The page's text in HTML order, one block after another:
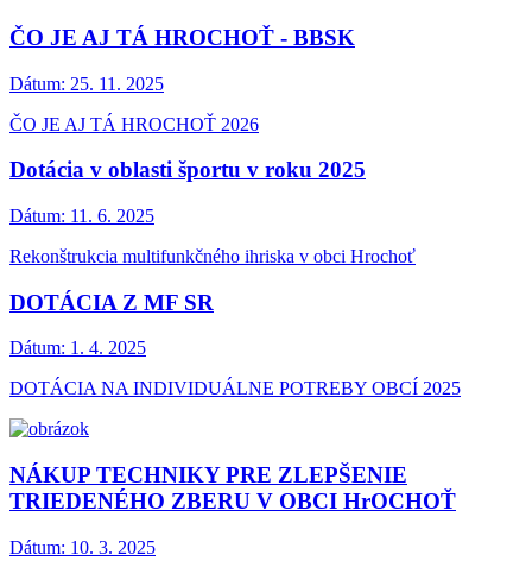
ČO JE AJ TÁ HROCHOŤ - BBSK
Dátum: 25. 11. 2025
ČO JE AJ TÁ HROCHOŤ 2026
Dotácia v oblasti športu v roku 2025
Dátum: 11. 6. 2025
Rekonštrukcia multifunkčného ihriska v obci Hrochoť
DOTÁCIA Z MF SR
Dátum: 1. 4. 2025
DOTÁCIA NA INDIVIDUÁLNE POTREBY OBCÍ 2025
NÁKUP TECHNIKY PRE ZLEPŠENIE
TRIEDENÉHO ZBERU V OBCI HrOCHOŤ
Dátum: 10. 3. 2025